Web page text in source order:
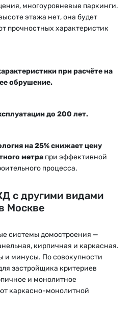
многоуровневые паркинги.
этажа нет, она будет
прочностных характеристик
при расчёте на
обрушение.
до 200 лет.
на 25% снижает цену
метра при эффективной
процесса.
с другими видами
Москве
системы домостроения —
кирпичная и каркасная.
и минусы. По совокупности
застройщика критериев
и монолитное
каркасно-монолитной